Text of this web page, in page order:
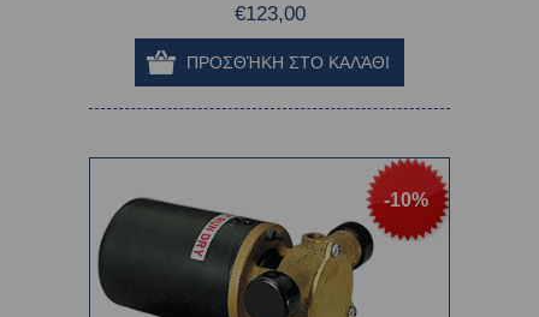
€123,00
-10%